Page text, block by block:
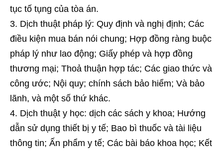
tục tố tụng của tòa án.
Dịch thuật pháp lý: Quy định và nghị định; Các
điều kiện mua bán nói chung; Hợp đồng ràng buộc
pháp lý như lao động; Giấy phép và hợp đồng
thương mại; Thoả thuận hợp tác; Các giao thức và
công ước; Nội quy; chính sách bảo hiểm; Và bảo
lãnh, và một số thứ khác.
Dịch thuật y học: dịch các sách y khoa; Hướng
dẫn sử dụng thiết bị y tế; Bao bì thuốc và tài liệu
thông tin; Ấn phẩm y tế; Các bài báo khoa học; Kết